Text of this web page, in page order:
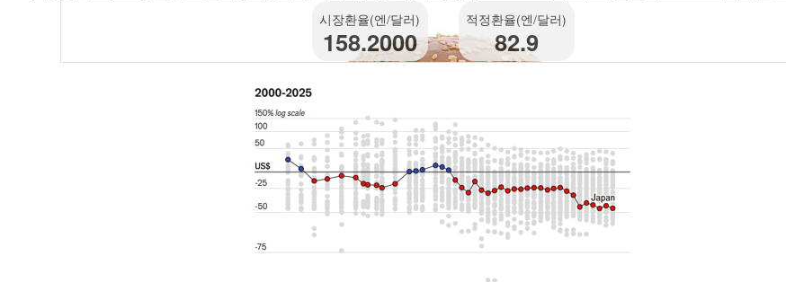
시장환율(엔/달러)
158.2000
적정환율(엔/달러)
82.9